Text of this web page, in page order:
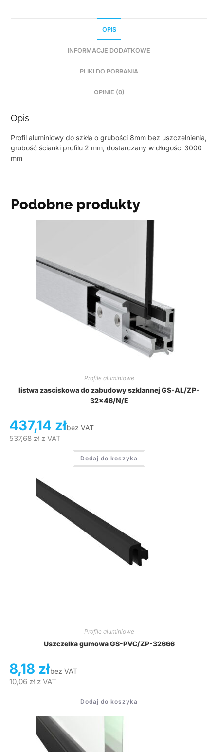
OPIS
INFORMACJE DODATKOWE
PLIKI DO POBRANIA
OPINIE (0)
Opis
Profil aluminiowy do szkła o grubości 8mm bez uszczelnienia,
grubość ścianki profilu 2 mm, dostarczany w długości 3000
mm
Podobne produkty
Profile aluminiowe
listwa zasciskowa do zabudowy szklannej GS-AL/ZP-
32×46/N/E
437,14 złbez VAT
537,68 złz VAT
Dodaj do koszyka
Profile aluminiowe
Uszczelka gumowa GS-PVC/ZP-32666
8,18 złbez VAT
10,06 złz VAT
Dodaj do koszyka